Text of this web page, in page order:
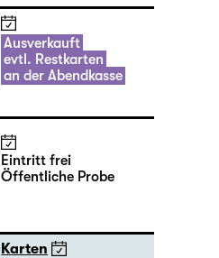
Ausverkauft
evtl. Restkarten
an der Abendkasse
Eintritt frei
Öffentliche Probe
Karten